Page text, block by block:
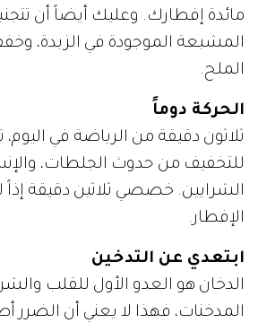
مائدة إفطارك. وعليك أيضاً أن
المشبعة الموجودة في الزبدة،
الملح.
الحركة دوماً
ثلاثون دقيقة من الرياضة في اليوم،
للتخفيف من حدوث الجلطات،
الشرايين. خصصي ثلاثين دقيقة إذاً
الإفطار.
ابتعدي عن التدخين
الدخان هو العدو الأول للقلب
المدخنات، فهذا لا يعني أن الضرر